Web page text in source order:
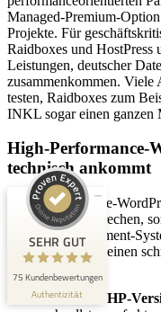
Managed-Premium-
Projekte. Für
Raidboxes und
Leistungen, deutscher
zusammenkommen. Viele
testen, Raidboxes zum
INKL sogar einen ganzen
High-Performance-
technisch ankommt
High-Performance-
Marketing-Versprechen,
Content-Management-
Faktoren trennen einen
langsamen:
Aktuelle PHP-
SEHR GUT
75 Kundenbewertungen
Authentizität
Kundenbewertungen und
stark.marketing
SEHR GUT
4,96 / 5,00
46
Bewertungen von 3
anderen Quellen
Blick aufs ProvenExpert-